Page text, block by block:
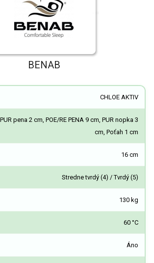
BENAB
CHLOE AKTIV
PUR pena 2 cm, POE/RE PENA 9 cm, PUR nopka 3
cm, Poťah 1 cm
16 cm
Stredne tvrdý (4) / Tvrdý (5)
130 kg
60 °C
Áno